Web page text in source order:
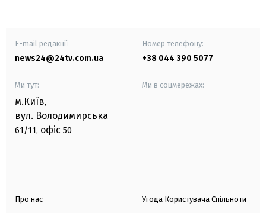
E-mail редакції
news24@24tv.com.ua
Номер телефону:
+38 044 390 5077
Ми тут:
м.Київ,
вул. Володимирська
61/11, офіс 50
Ми в соцмережах:
Про нас Угода Користувача Спільноти